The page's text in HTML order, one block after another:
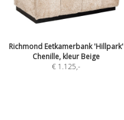
Richmond Eetkamerbank 'Hillpark'
Chenille, kleur Beige
€ 1.125,-